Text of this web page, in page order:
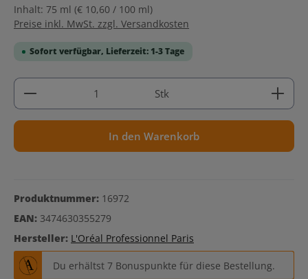
Inhalt: 75 ml (€ 10,60 / 100 ml)
Preise inkl. MwSt. zzgl. Versandkosten
Sofort verfügbar, Lieferzeit: 1-3 Tage
Produkt Anzahl: Gib den gewünschten Wert ein
Stk
In den Warenkorb
Produktnummer: 16972
EAN: 3474630355279
Hersteller: L'Oréal Professionnel Paris
Du erhältst 7 Bonuspunkte für diese Bestellung.